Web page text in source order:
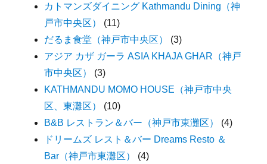
カトマンズダイニング Kathmandu Dining（神
戸市中央区）
(11)
だるま食堂（神戸市中央区）
(3)
アジア カザ ガーラ ASIA KHAJA GHAR（神戸
市中央区）
(3)
KATHMANDU MOMO HOUSE（神戸市中央
区、東灘区）
(10)
B&B レストラン＆バー（神戸市東灘区）
(4)
ドリームズ レスト＆バー Dreams Resto ＆
Bar（神戸市東灘区）
(4)